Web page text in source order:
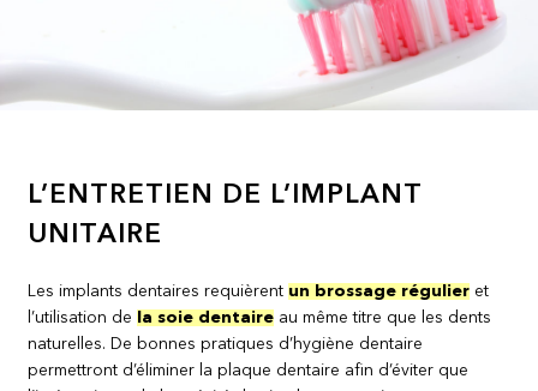
L’ENTRETIEN DE L’IMPLANT
UNITAIRE
Les implants dentaires requièrent un brossage régulier et
l’utilisation de
la soie dentaire au même titre que les dents
naturelles. De bonnes pratiques d’hygiène dentaire
permettront d’éliminer la plaque dentaire afin d’éviter que